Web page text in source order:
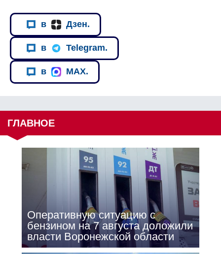
в Дзен.
в Telegram.
в MAX.
ГЛАВНОЕ
Оперативную ситуацию с
бензином на 7 августа доложили
власти Воронежской области